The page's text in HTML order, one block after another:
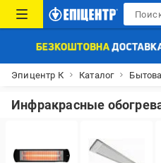
Эпицентр К Каталог
Инфракрасные